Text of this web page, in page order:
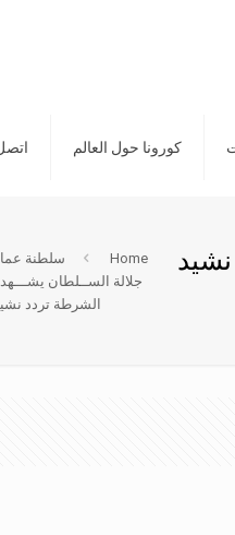
كورونا حول العالم
Home سلطنة
جلالة الســلطان
الشرطة تردد